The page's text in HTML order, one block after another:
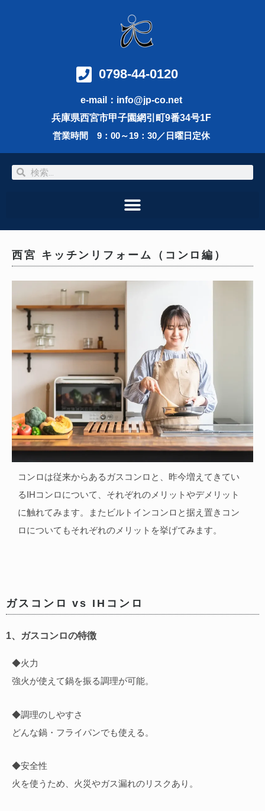
0798-44-0120
e-mail：info@jp-co.net
兵庫県西宮市甲子園網引町9番34号1F
営業時間 9：00～19：30／日曜日定休
検
索
検
索
西宮 キッチンリフォーム（コンロ編）
コンロは従来からあるガスコンロと、昨今増えてきてい
るIHコンロについて、それぞれのメリットやデメリット
に触れてみます。またビルトインコンロと据え置きコン
ロについてもそれぞれのメリットを挙げてみます。
ガスコンロ vs IHコンロ
1、ガスコンロの特徴
◆火力
強火が使えて鍋を振る調理が可能。
◆調理のしやすさ
どんな鍋・フライパンでも使える。
◆安全性
火を使うため、火災やガス漏れのリスクあり。